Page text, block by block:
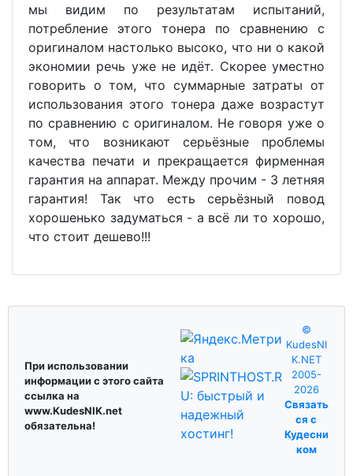
мы видим по результатам испытаний,
потребление этого тонера по сравнению с
оригиналом настолько высоко, что ни о какой
экономии речь уже не идёт. Скорее уместно
говорить о том, что суммарные затраты от
использования этого тонера даже возрастут
по сравнению с оригиналом. Не говоря уже о
том, что возникают серьёзные проблемы
качества печати и прекращается фирменная
гарантия на аппарат. Между прочим - 3 летняя
гарантия! Так что есть серьёзный повод
хорошенько задуматься - а всё ли то хорошо,
что стоит дешево!!!
При использовании
информации с этого сайта
ссылка на
www.KudesNIK.net
обязательна!
©
KudesNI
K.NET
2005-
2026
Связать
ся с
Кудесни
ком